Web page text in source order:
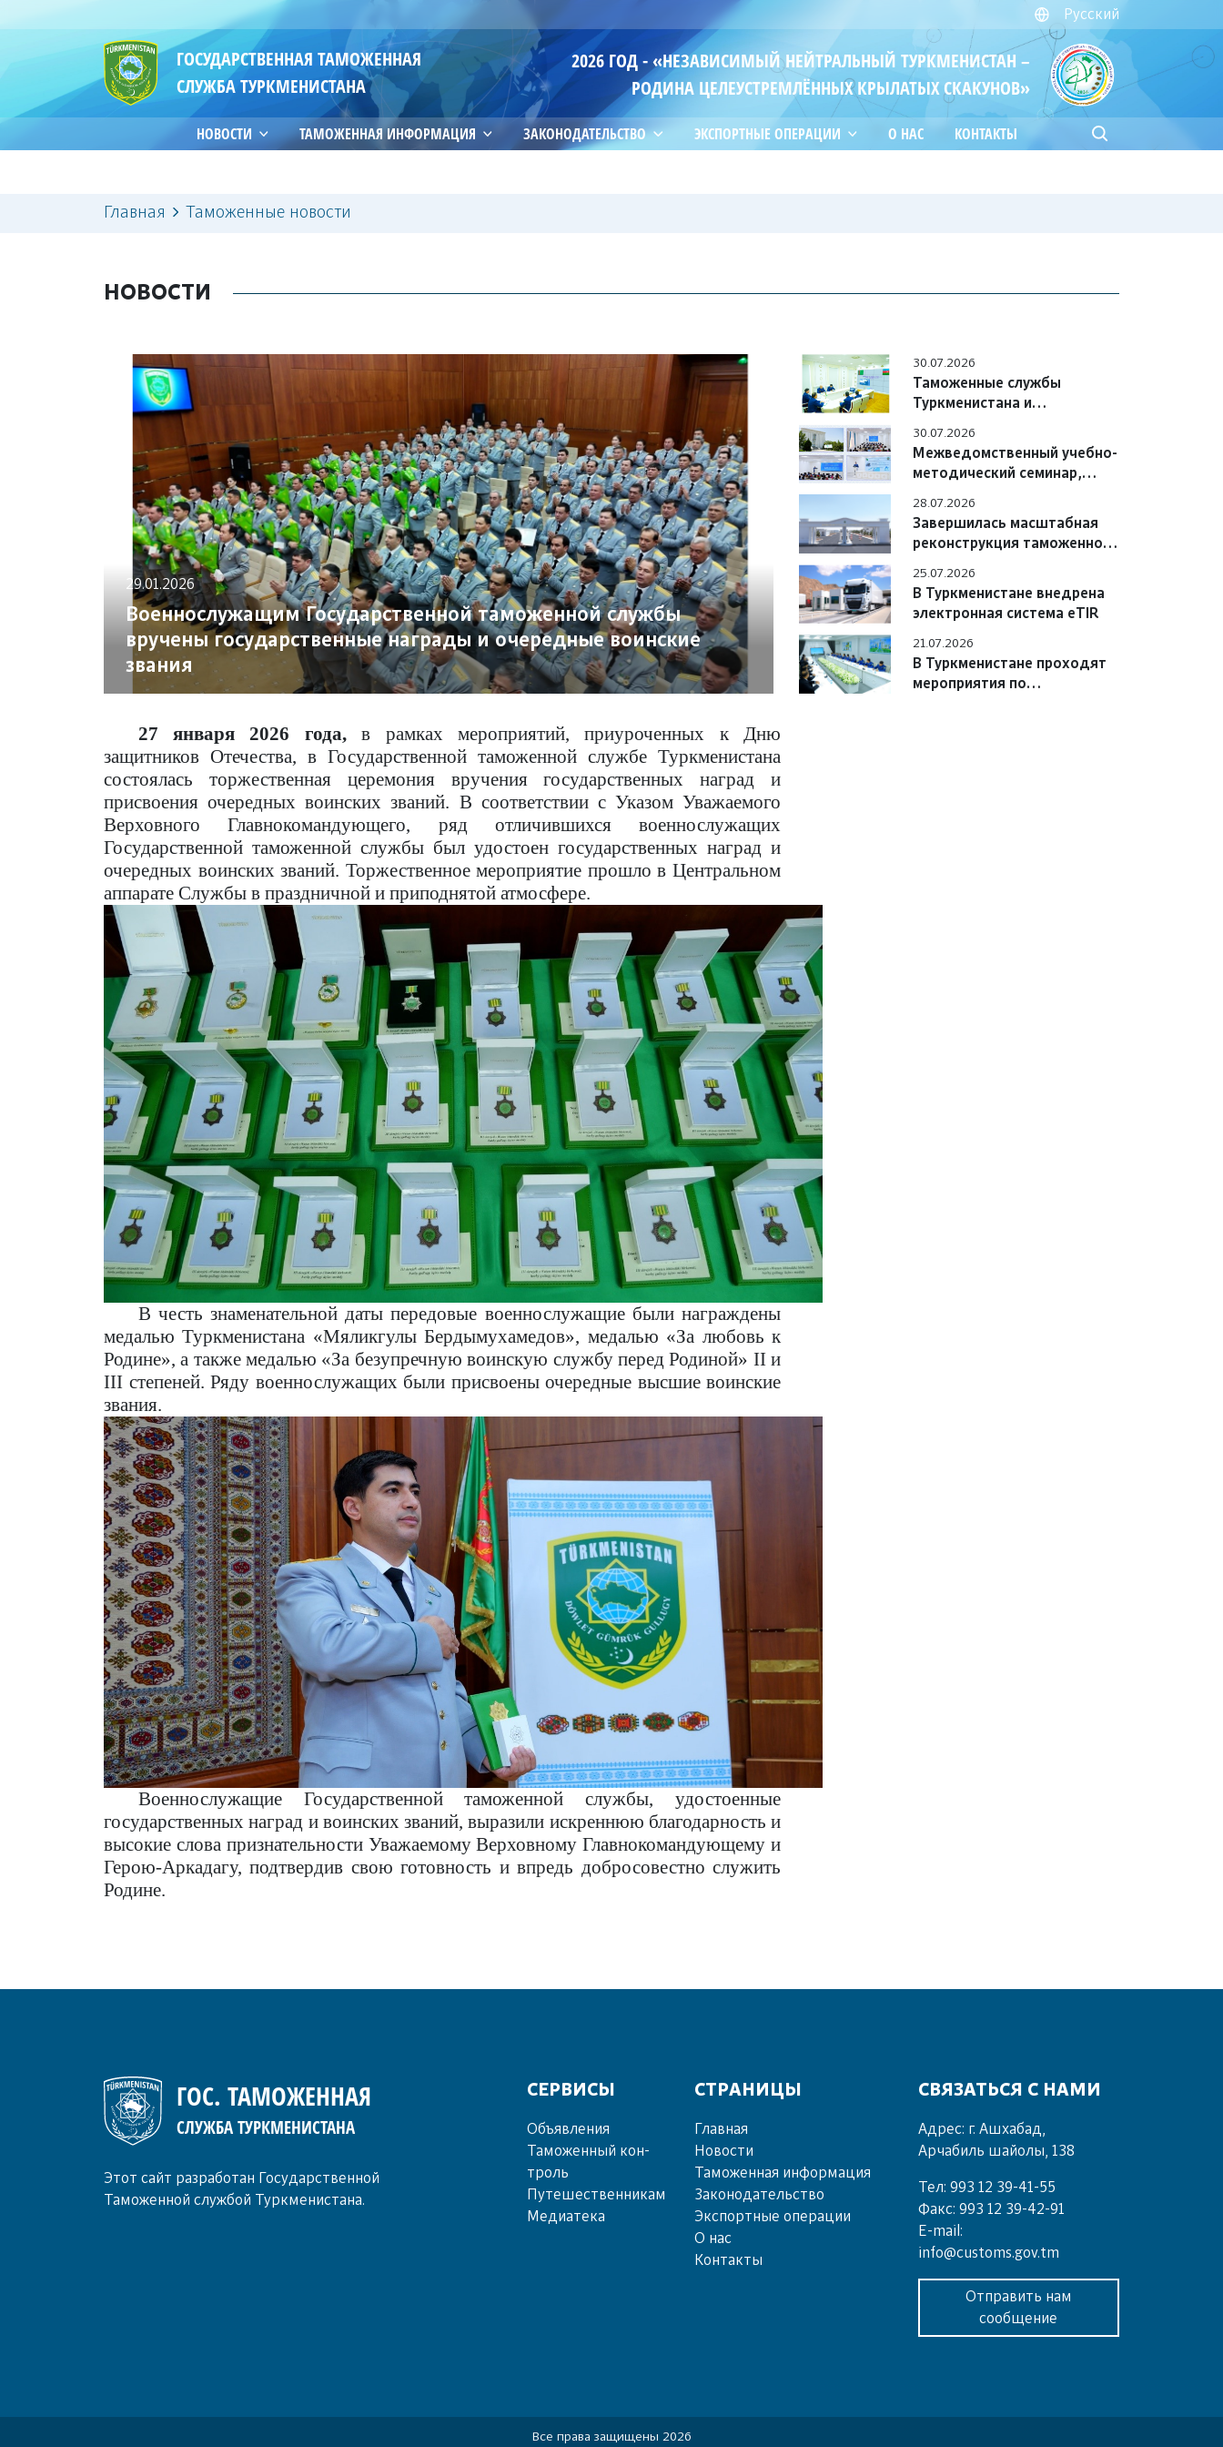
Русский
ГОСУДАРСТВЕННАЯ ТАМОЖЕННАЯ
СЛУЖБА ТУРКМЕНИСТАНА
2026 ГОД - «НЕЗАВИСИМЫЙ НЕЙТРАЛЬНЫЙ ТУРКМЕНИСТАН –
РОДИНА ЦЕЛЕУСТРЕМЛЁННЫХ КРЫЛАТЫХ СКАКУНОВ»
НОВОСТИ ТАМОЖЕННАЯ ИНФОРМАЦИЯ ЗАКОНОДАТЕЛЬСТВО ЭКСПОРТНЫЕ ОПЕРАЦИИ О НАС КОНТАКТЫ
Главная Таможенные новости
НОВОСТИ
29.01.2026
Военнослужащим Государственной таможенной службы
вручены государственные награды и очередные воинские
звания
30.07.2026
Таможенные службы
Туркменистана и
вопросы практического
взаимодействия
30.07.2026
Межведомственный учебно-
методический семинар,
28.07.2026
Завершилась масштабная
реконструкция таможенного
25.07.2026
В Туркменистане внедрена
электронная система eTIR
21.07.2026
В Туркменистане проходят
мероприятия по
27 января 2026 года,в рамках мероприятий, приуроченных к Дню
защитников Отечества, в Государственной таможенной службе Туркменистана
состоялась торжественная церемония вручения государственных наград и
присвоения очередных воинских званий. В соответствии с Указом Уважаемого
Верховного Главнокомандующего, ряд отличившихся военнослужащих
Государственной таможенной службы был удостоен государственных наград и
очередных воинских званий. Торжественное мероприятие прошло в Центральном
аппарате Службы в праздничной и приподнятой атмосфере.
В честь знаменательной даты передовые военнослужащие были награждены
медалью Туркменистана «Мяликгулы Бердымухамедов», медалью «За любовь к
Родине», а также медалью «За безупречную воинскую службу перед Родиной» II и
III степеней. Ряду военнослужащих были присвоены очередные высшие воинские
звания.
Военнослужащие Государственной таможенной службы, удостоенные
государственных наград и воинских званий, выразили искреннюю благодарность и
высокие слова признательности Уважаемому Верховному Главнокомандующему и
Герою-Аркадагу, подтвердив свою готовность и впредь добросовестно служить
Родине.
ГОС. ТАМОЖЕННАЯ
СЛУЖБА ТУРКМЕНИСТАНА
Этот сайт разработан Государственной
Таможенной службой Туркменистана.
СЕРВИСЫ
Объ­яв­ле­ния
Та­мо­жен­ный кон­
троль
Пу­те­шест­вен­ни­кам
Ме­диа­те­ка
СТРАНИЦЫ
Главная
Новости
Таможенная информация
Законодательство
Экспортные операции
О нас
Контакты
СВЯЗАТЬСЯ С НАМИ
Адрес: г. Ашхабад,
Арчабиль шайолы, 138
Тел: 993 12 39-41-55
Факс: 993 12 39-42-91
E-mail:
info@customs.gov.tm
Отправить нам
сообщение
Все права защищены 2026